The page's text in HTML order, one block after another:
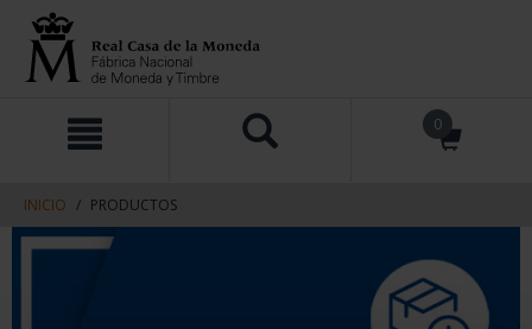
contenido
navegacin
0
INICIO PRODUCTOS